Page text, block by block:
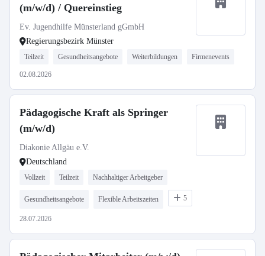
(m/w/d) / Quereinstieg
Ev. Jugendhilfe Münsterland gGmbH
Regierungsbezirk Münster
Teilzeit Gesundheitsangebote Weiterbildungen Firmenevents
02.08.2026
Pädagogische Kraft als Springer
(m/w/d)
Diakonie Allgäu e.V.
Deutschland
Vollzeit Teilzeit Nachhaltiger Arbeitgeber
Gesundheitsangebote Flexible Arbeitszeiten 5
28.07.2026